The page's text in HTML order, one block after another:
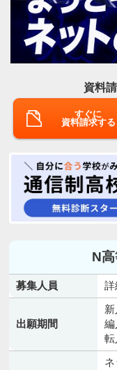
資料
すぐに
資料請求する
N
募集人員 詳
出願期間
編
転